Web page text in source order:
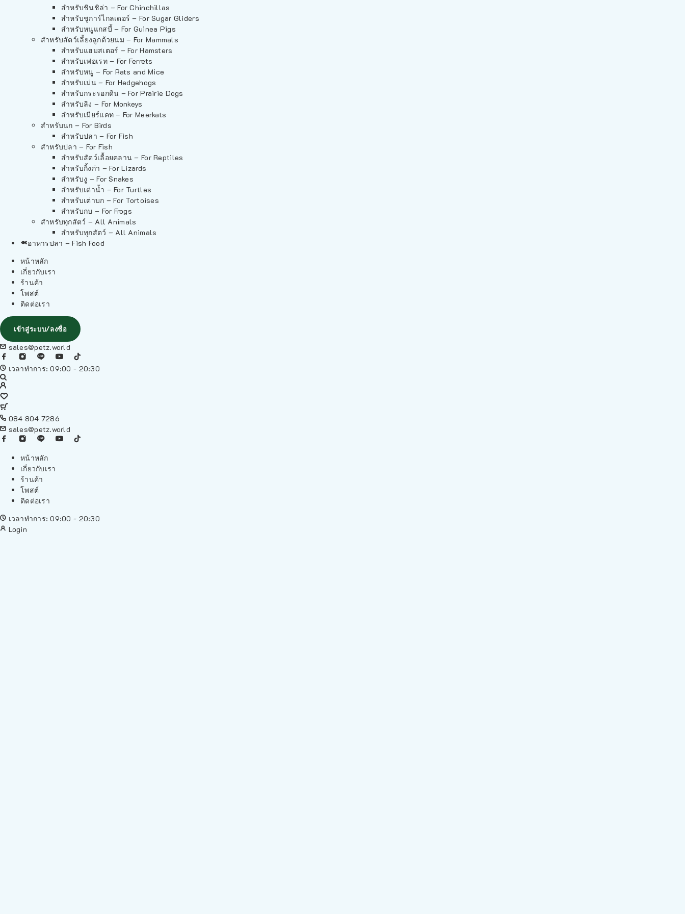
สำหรับชินชิล่า – For Chinchillas
สำหรับชูการ์ไกลเดอร์ – For Sugar Gliders
สำหรับหนูแกสบี้ – For Guinea Pigs
สำหรับสัตว์เลี้ยงลูกด้วยนม – For Mammals
สำหรับแฮมสเตอร์ – For Hamsters
สำหรับเฟอเรท – For Ferrets
สำหรับหนู – For Rats and Mice
สำหรับเม่น – For Hedgehogs
สำหรับกระรอกดิน – For Prairie Dogs
สำหรับลิง – For Monkeys
สำหรับเมียร์แคท – For Meerkats
สำหรับนก – For Birds
สำหรับปลา – For Fish
สำหรับปลา – For Fish
สำหรับสัตว์เลื้อยคลาน – For Reptiles
สำหรับกิ้งก่า – For Lizards
สำหรับงู – For Snakes
สำหรับเต่าน้ำ – For Turtles
สำหรับเต่าบก – For Tortoises
สำหรับกบ – For Frogs
สำหรับทุกสัตว์ – All Animals
สำหรับทุกสัตว์ – All Animals
อาหารปลา – Fish Food
หน้าหลัก
เกี่ยวกับเรา
ร้านค้า
โพสต์
ติดต่อเรา
เข้าสู่ระบบ/ลงชื่อ
sales@petz.world
เวลาทำการ: 09:00 - 20:30
084 804 7286
sales@petz.world
หน้าหลัก
เกี่ยวกับเรา
ร้านค้า
โพสต์
ติดต่อเรา
เวลาทำการ: 09:00 - 20:30
Login